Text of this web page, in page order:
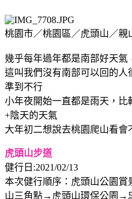
桃園市／桃園區／虎頭山／親
幾乎每年過年都是南部好天氣
這叫我們沒有南部可以回的
準到不行
小年夜開始一直都是雨天，
+陰天的天氣
大年初二想說去桃園爬山看會
虎頭山步道
健行日:2021/02/13
本次健行順序：虎頭山公園
山三角點→虎頭山環保公園